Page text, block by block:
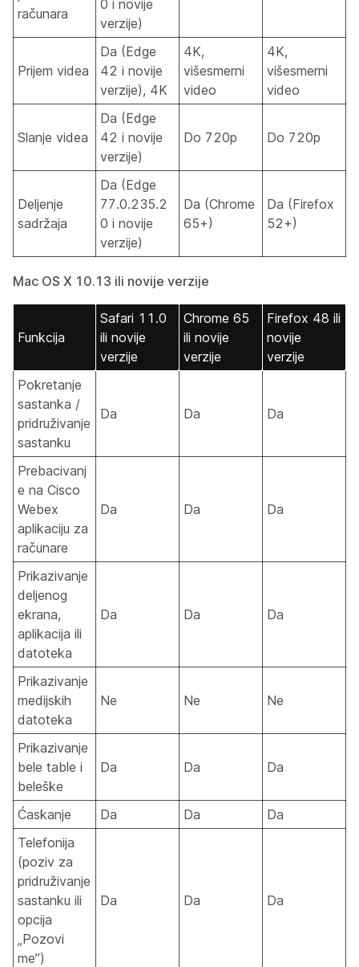
računara
0 i novije
verzije)
Prijem videa
Da (Edge
42 i novije
verzije), 4K
4K,
višesmerni
video
4K,
višesmerni
video
Slanje videa
Da (Edge
42 i novije
verzije)
Do 720p Do 720p
Deljenje
sadržaja
Da (Edge
77.0.235.2
0 i novije
verzije)
Da (Chrome
65+)
Da (Firefox
52+)
Mac OS X 10.13 ili novije verzije
Funkcija
Safari 11.0
ili novije
verzije
Chrome 65
ili novije
verzije
Firefox 48 ili
novije
verzije
Pokretanje
sastanka /
pridruživanje
sastanku
Da Da Da
Prebacivanj
e na Cisco
Webex
aplikaciju za
računare
Da Da Da
Prikazivanje
deljenog
ekrana,
aplikacija ili
datoteka
Da Da Da
Prikazivanje
medijskih
datoteka
Ne Ne Ne
Prikazivanje
bele table i
beleške
Da Da Da
Ćaskanje Da Da
Da
Telefonija
(poziv za
pridruživanje
sastanku ili
opcija
„Pozovi
me”)
Da Da Da